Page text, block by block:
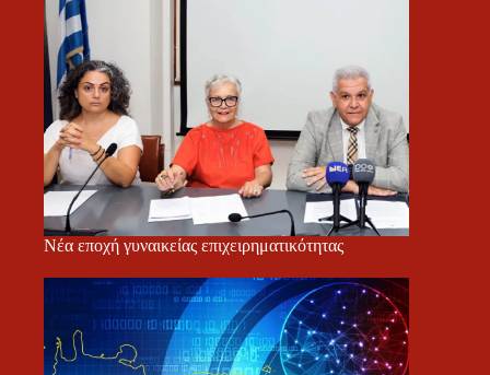
Νέα εποχή γυναικείας επιχειρηματικότητας